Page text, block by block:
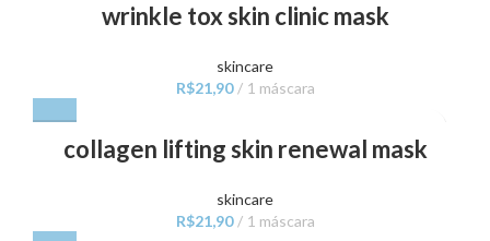
wrinkle tox skin clinic mask
skincare
R$21,90 1 máscara
collagen lifting skin renewal mask
skincare
R$21,90 1 máscara